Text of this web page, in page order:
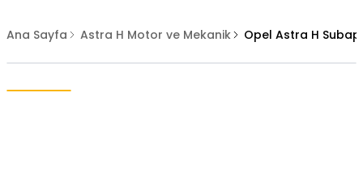
Ana Sayfa Astra H Motor ve Mekanik Opel Astra H Subap